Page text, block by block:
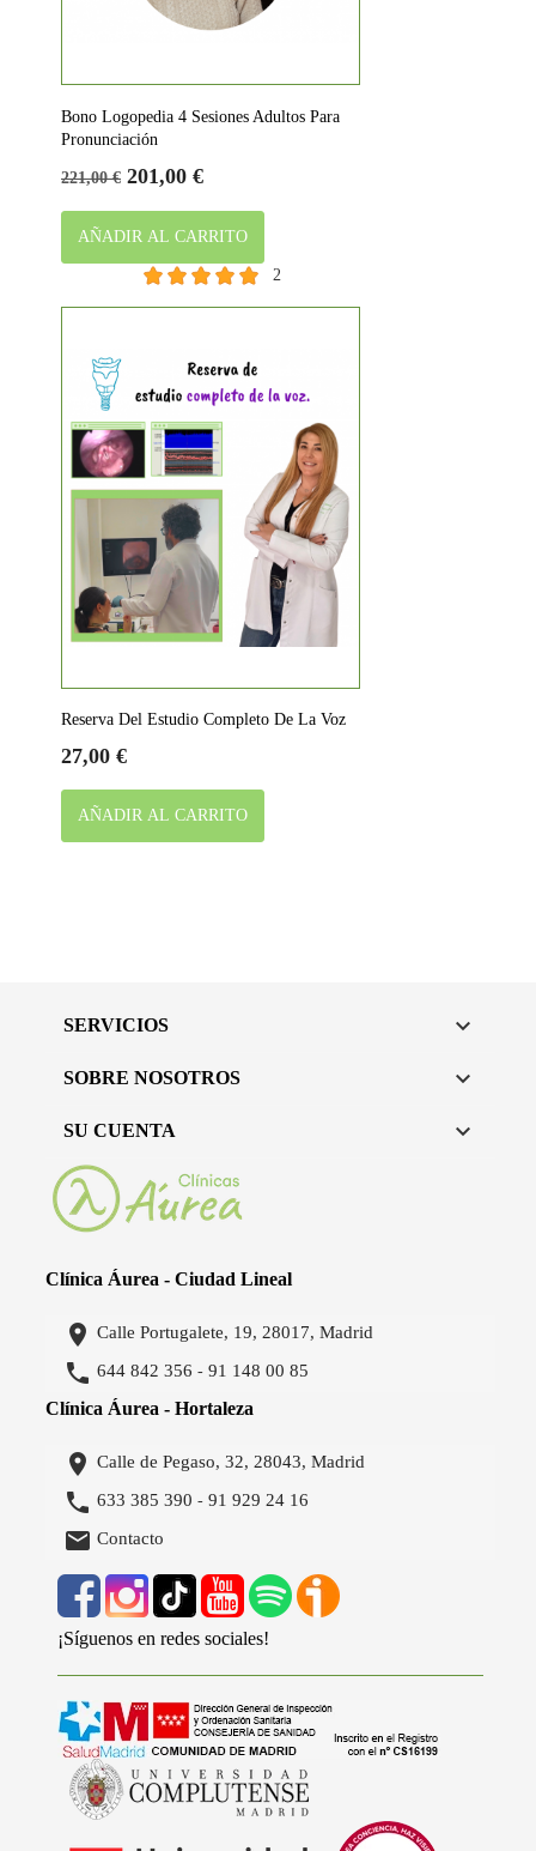
Bono Logopedia 4 Sesiones Adultos Para
Pronunciación
Precio
221,00 € Precio
201,00 €
AÑADIR AL CARRITO
2
Reserva Del Estudio Completo De La Voz
Precio
27,00 €
AÑADIR AL CARRITO
SERVICIOS 
SOBRE NOSOTROS 
SU CUENTA 
Clínica Áurea - Ciudad Lineal
 Calle Portugalete, 19, 28017, Madrid
 644 842 356 -91 148 00 85
Clínica Áurea - Hortaleza
 Calle de Pegaso, 32, 28043, Madrid
 633 385 390 -91 929 24 16
 Contacto
¡Síguenos en redes sociales!